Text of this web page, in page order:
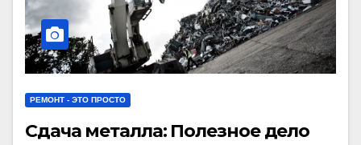
РЕМОНТ - ЭТО ПРОСТО
Сдача металла: Полезное дело